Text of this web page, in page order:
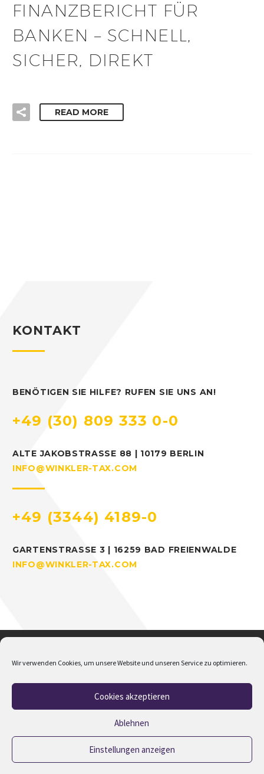
Wir verwenden Cookies, um unsere Website und unseren Service zu optimieren.
Cookies akzeptieren
Ablehnen
Einstellungen anzeigen
FINANZBERICHT FÜR
BANKEN – SCHNELL,
SICHER, DIREKT
READ MORE
KONTAKT
BENÖTIGEN SIE HILFE? RUFEN SIE UNS AN!
+49 (30) 809 333 0-0
ALTE JAKOBSTRASSE 88 | 10179 BERLIN
INFO@WINKLER-TAX.COM
+49 (3344) 4189-0
GARTENSTRASSE 3 | 16259 BAD FREIENWALDE
INFO@WINKLER-TAX.COM
Datenschutz
2023 © Copyrights M.Winkler